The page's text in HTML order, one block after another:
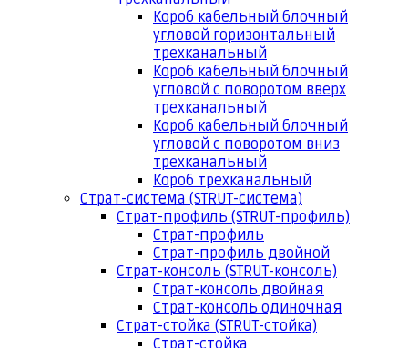
Короб кабельный блочный
угловой горизонтальный
трехканальный
Короб кабельный блочный
угловой с поворотом вверх
трехканальный
Короб кабельный блочный
угловой с поворотом вниз
трехканальный
Короб трехканальный
Страт-система (STRUT-система)
Страт-профиль (STRUT-профиль)
Страт-профиль
Страт-профиль двойной
Страт-консоль (STRUT-консоль)
Страт-консоль двойная
Страт-консоль одиночная
Страт-стойка (STRUT-стойка)
Страт-стойка